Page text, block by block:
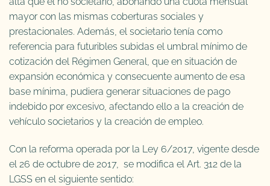
mayor con las mismas coberturas sociales y
prestacionales. Además, el societario tenía como
referencia para futuribles subidas el umbral mínimo de
cotización del Régimen General, que en situación de
expansión económica y consecuente aumento de esa
base mínima, pudiera generar situaciones de pago
indebido por excesivo, afectando ello a la creación de
vehículo societarios y la creación de empleo.
Con la reforma operada por la Ley 6/2017, vigente desde
el 26 de octubre de 2017, se modifica el Art. 312 de la
LGSS en el siguiente sentido: